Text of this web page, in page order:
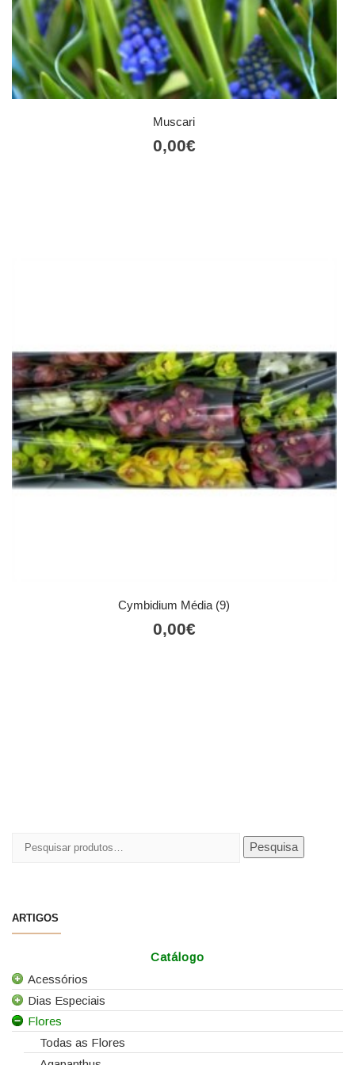
Muscari
0,00€
Cymbidium Média (9)
0,00€
Pesquisar
Pesquisa
ARTIGOS
Catálogo
Acessórios
Todos os Acessórios
Alfinetes
Arames
Dias Especiais
25 de Abril
Casamentos
Flores
Todas as Flores